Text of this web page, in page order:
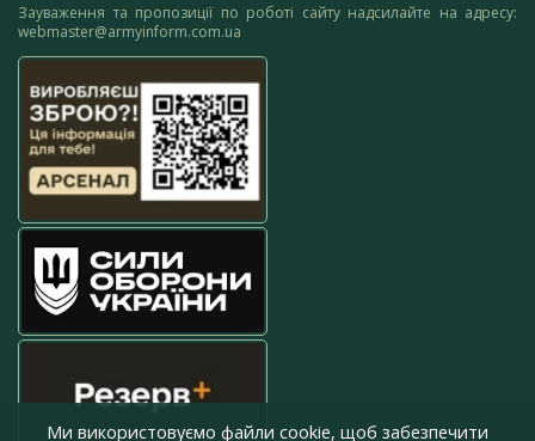
Зауваження та пропозиції по роботі сайту надсилайте на адресу:
webmaster@armyinform.com.ua
Ми використовуємо файли cookie, щоб забезпечити